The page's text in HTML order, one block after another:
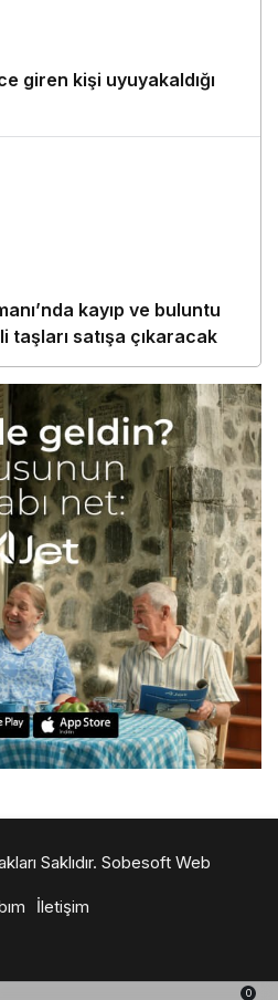
giren kişi uyuyakaldığı
kayıp ve buluntu
taşları satışa çıkaracak
Saklıdır. Sobesoft Web
İletişim
0